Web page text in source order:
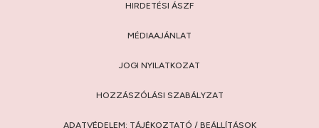
HIRDETÉSI ÁSZF
MÉDIAAJÁNLAT
JOGI NYILATKOZAT
HOZZÁSZÓLÁSI SZABÁLYZAT
ADATVÉDELEM: TÁJÉKOZTATÓ / BEÁLLÍTÁSOK